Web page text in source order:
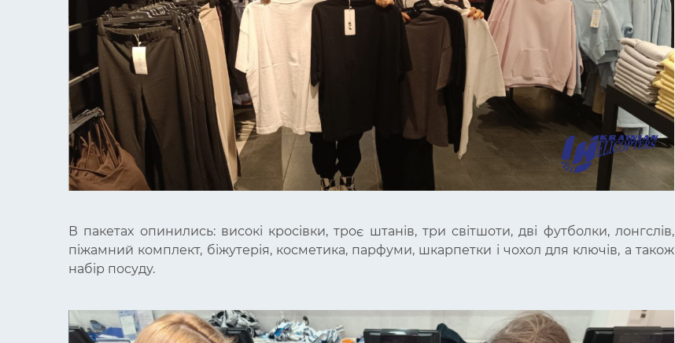
В пакетах опинились: високі кросівки, троє штанів, три світшоти, дві футболки, лонгслів,
піжамний комплект, біжутерія, косметика, парфуми, шкарпетки і чохол для ключів, а також
набір посуду.